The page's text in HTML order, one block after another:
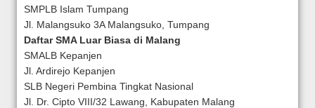
SMPLB Islam Tumpang
Jl. Malangsuko 3A Malangsuko, Tumpang
Daftar SMA Luar Biasa di Malang
SMALB Kepanjen
Jl. Ardirejo Kepanjen
SLB Negeri Pembina Tingkat Nasional
Jl. Dr. Cipto VIII/32 Lawang, Kabupaten Malang